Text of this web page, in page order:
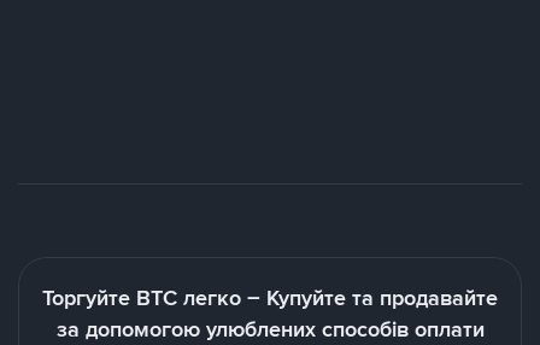
Торгуйте BTC легко – Купуйте та продавайте
за допомогою улюблених способів оплати